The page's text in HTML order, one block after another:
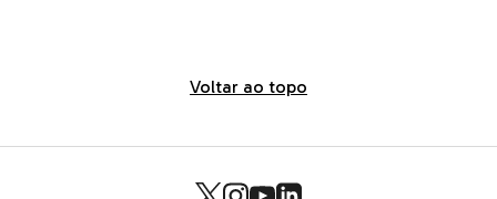
Voltar ao topo